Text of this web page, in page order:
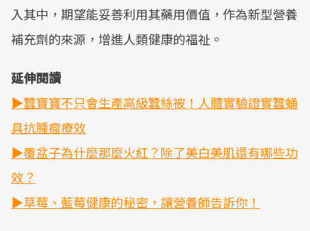
入其中，期望能妥善利用其藥用價值，作為新型營養
補充劑的來源，增進人類健康的福祉。
延伸閱讀
▶蠶寶寶不只會生產高級蠶絲被！人體實驗證實蠶蛹
具抗腫瘤療效
▶覆盆子為什麼那麼火紅？除了美白美肌還有哪些功
效？
▶草莓、藍莓健康的秘密，讓營養師告訴你！